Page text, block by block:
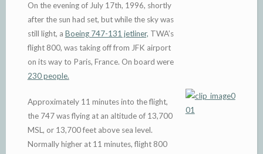
On the evening of July 17th, 1996, shortly
after the sun had set, but while the sky was
still light, a Boeing 747-131 jetliner, TWA’s
flight 800, was taking off from JFK airport
on its way to Paris, France. On board were
230 people.
Approximately 11 minutes into the flight,
the 747 was flying at an altitude of 13,700
MSL, or 13,700 feet above sea level.
Normally higher at 11 minutes, flight 800